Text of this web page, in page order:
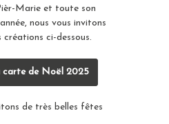
Marie et toute son
nous vous invitons
créations ci-dessous.
carte de Noël 2025
de très belles fêtes